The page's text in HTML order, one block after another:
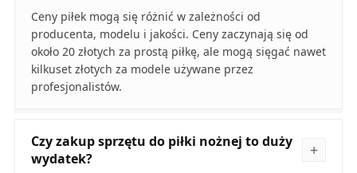
Ceny piłek mogą się różnić w zależności od
producenta, modelu i jakości. Ceny zaczynają się od
około 20 złotych za prostą piłkę, ale mogą sięgać nawet
kilkuset złotych za modele używane przez
profesjonalistów.
Czy zakup sprzętu do piłki nożnej to duży
wydatek?